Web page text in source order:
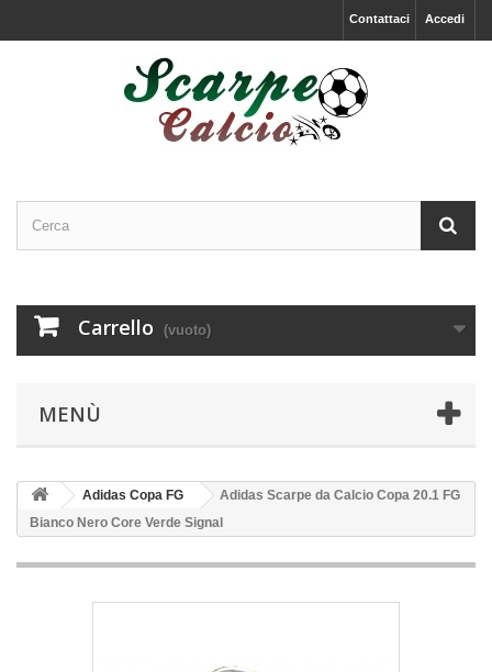
Accedi
Contattaci
Carrello (vuoto)
MENÙ
Adidas Copa FG
Adidas Scarpe da Calcio Copa 20.1 FG
Bianco Nero Core Verde Signal